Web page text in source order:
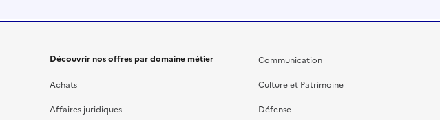
Découvrir nos offres par domaine métier
Achats
Affaires juridiques
Communication
Culture et Patrimoine
Défense